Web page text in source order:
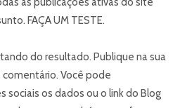
FAÇA UM TESTE.
do resultado. Publique na sua
Você pode
sociais os dados ou o link do Blog